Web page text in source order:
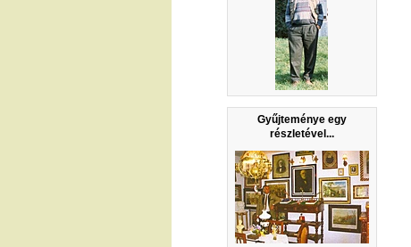
Gyűjteménye egy
részletével...